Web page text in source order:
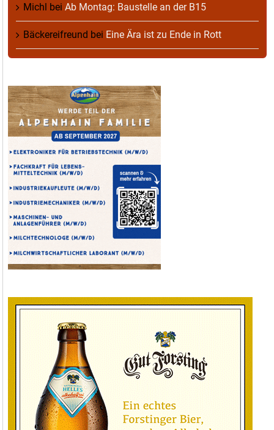
Michl bei Ab Montag: Baustelle an der B15
Bäckereifreund bei Eine Ära ist zu Ende in Rott